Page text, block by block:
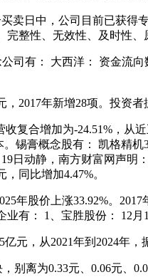
日中，公司目前已获得
整性、无效性、及时性、
有： 大西洋： 资金流向
年新增28项。投资者
合增加为-24.51%，从
锡膏概念股有： 凯格精
日动静，南方财富网声
同比增加4.47%。
股价上涨33.92%。
有： 1、宝胜股份： 12
，从2021年到2024年，
为0.33元、0.06元、